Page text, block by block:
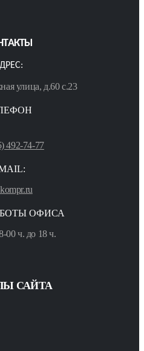
улица, д.60 с.23
492-74-77
ОФИСА
ч. до 18 ч.
САЙТА